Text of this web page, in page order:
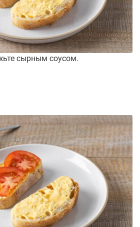
сырным соусом.